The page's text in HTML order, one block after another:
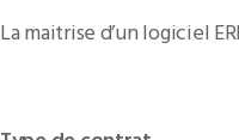
La maitrise d’un logiciel